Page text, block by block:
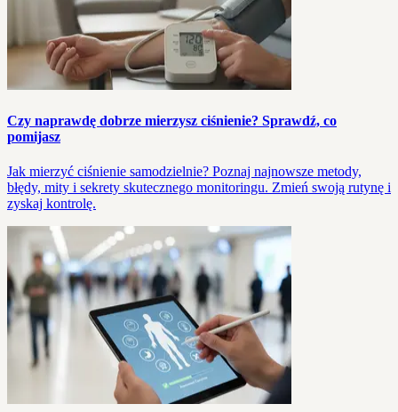
Czy naprawdę dobrze mierzysz ciśnienie? Sprawdź, co
pomijasz
Jak mierzyć ciśnienie samodzielnie? Poznaj najnowsze metody,
błędy, mity i sekrety skutecznego monitoringu. Zmień swoją rutynę i
zyskaj kontrolę.